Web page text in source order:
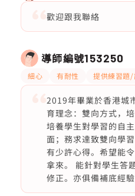
歡迎跟我聯絡
導師編號153250
細心 有耐性 提供練習題/
2019年畢業於香港城
育理念：雙向方式，
培養學生對學習的自
面；務求達致雙向學
有少許心得。希望能
拿來。 能針對學生答
修正。亦俱備補底經驗